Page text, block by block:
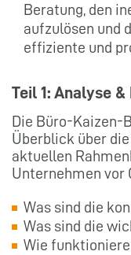
Beratung, den
aufzulösen und
effiziente und
Teil 1: Analyse
Die Büro-Kaizen-
Überblick über
aktuellen
Unternehmen vor
Was sind die
Was sind die
Wie